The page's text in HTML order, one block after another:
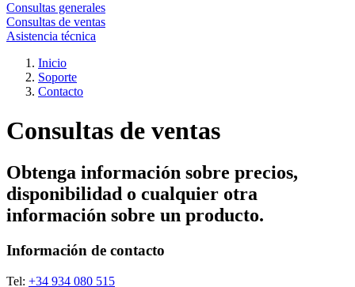
Consultas generales
Consultas de ventas
Asistencia técnica
Inicio
Soporte
Contacto
Consultas de ventas
Obtenga información sobre precios,
disponibilidad o cualquier otra
información sobre un producto.
Información de contacto
Tel: +34 934 080 515